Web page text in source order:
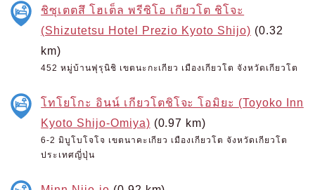
ชิซุเตตสึ โฮเต็ล พรีซิโอ เกียวโต ชิโจะ
(Shizutetsu Hotel Prezio Kyoto Shijo) (0.32
km)
452 หมู่บ้านฟุรุนิชิ เขตนะกะเกียว เมืองเกียวโต จังหวัดเกียวโต
โทโยโกะ อินน์ เกียวโตชิโจะ โอมิยะ (Toyoko Inn
Kyoto Shijo-Omiya) (0.97 km)
6-2 มิบูโบโจโจ เขตนาคะเกียว เมืองเกียวโต จังหวัดเกียวโต
ประเทศญี่ปุ่น